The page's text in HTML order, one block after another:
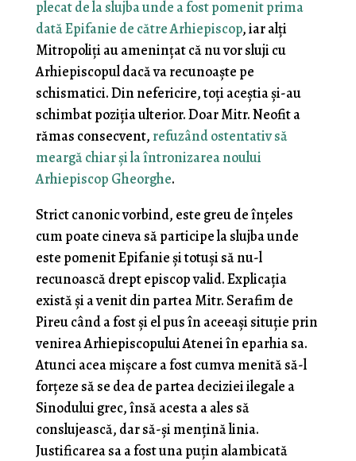
plecat de la slujba unde a fost pomenit prima
dată Epifanie de către Arhiepiscop, iar alți
Mitropoliți au amenințat că nu vor sluji cu
Arhiepiscopul dacă va recunoaște pe
schismatici. Din nefericire, toți aceștia și-au
schimbat poziția ulterior. Doar Mitr. Neofit a
rămas consecvent, refuzând ostentativ să
meargă chiar și la întronizarea noului
Arhiepiscop Gheorghe.
Strict canonic vorbind, este greu de înțeles
cum poate cineva să participe la slujba unde
este pomenit Epifanie și totuși să nu-l
recunoască drept episcop valid. Explicația
există și a venit din partea Mitr. Serafim de
Pireu când a fost și el pus în aceeași situție prin
venirea Arhiepiscopului Atenei în eparhia sa.
Atunci acea mișcare a fost cumva menită să-l
forțeze să se dea de partea deciziei ilegale a
Sinodului grec, însă acesta a ales să
conslujească, dar să-și mențină linia.
Justificarea sa a fost una puțin alambicată